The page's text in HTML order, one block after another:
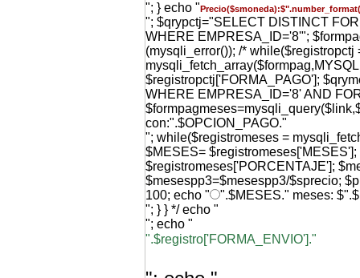
"; } echo "
"; $qrypctj="SELECT DISTINCT
WHERE EMPRESA_ID='8'";
(mysqli_error()); /* while($registropctj
$registropctj['FORMA_PAGO'];
WHERE EMPRESA_ID='8' AND
con:".$OPCION_PAGO."
"; while($registromeses =
$MESES=
$registromeses['PORCENTAJE'];
$mesespp3=$mesespp3/$sprecio;
100; echo "
".$MESES." meses:
"; } } */ echo "
"; echo "
".$registro['FORMA_ENVIO']."